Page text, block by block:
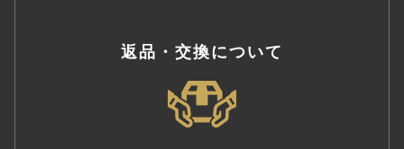
返品・交換について